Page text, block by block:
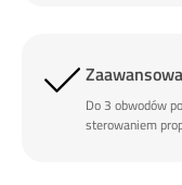
Do 3 obwodów
sterowaniem